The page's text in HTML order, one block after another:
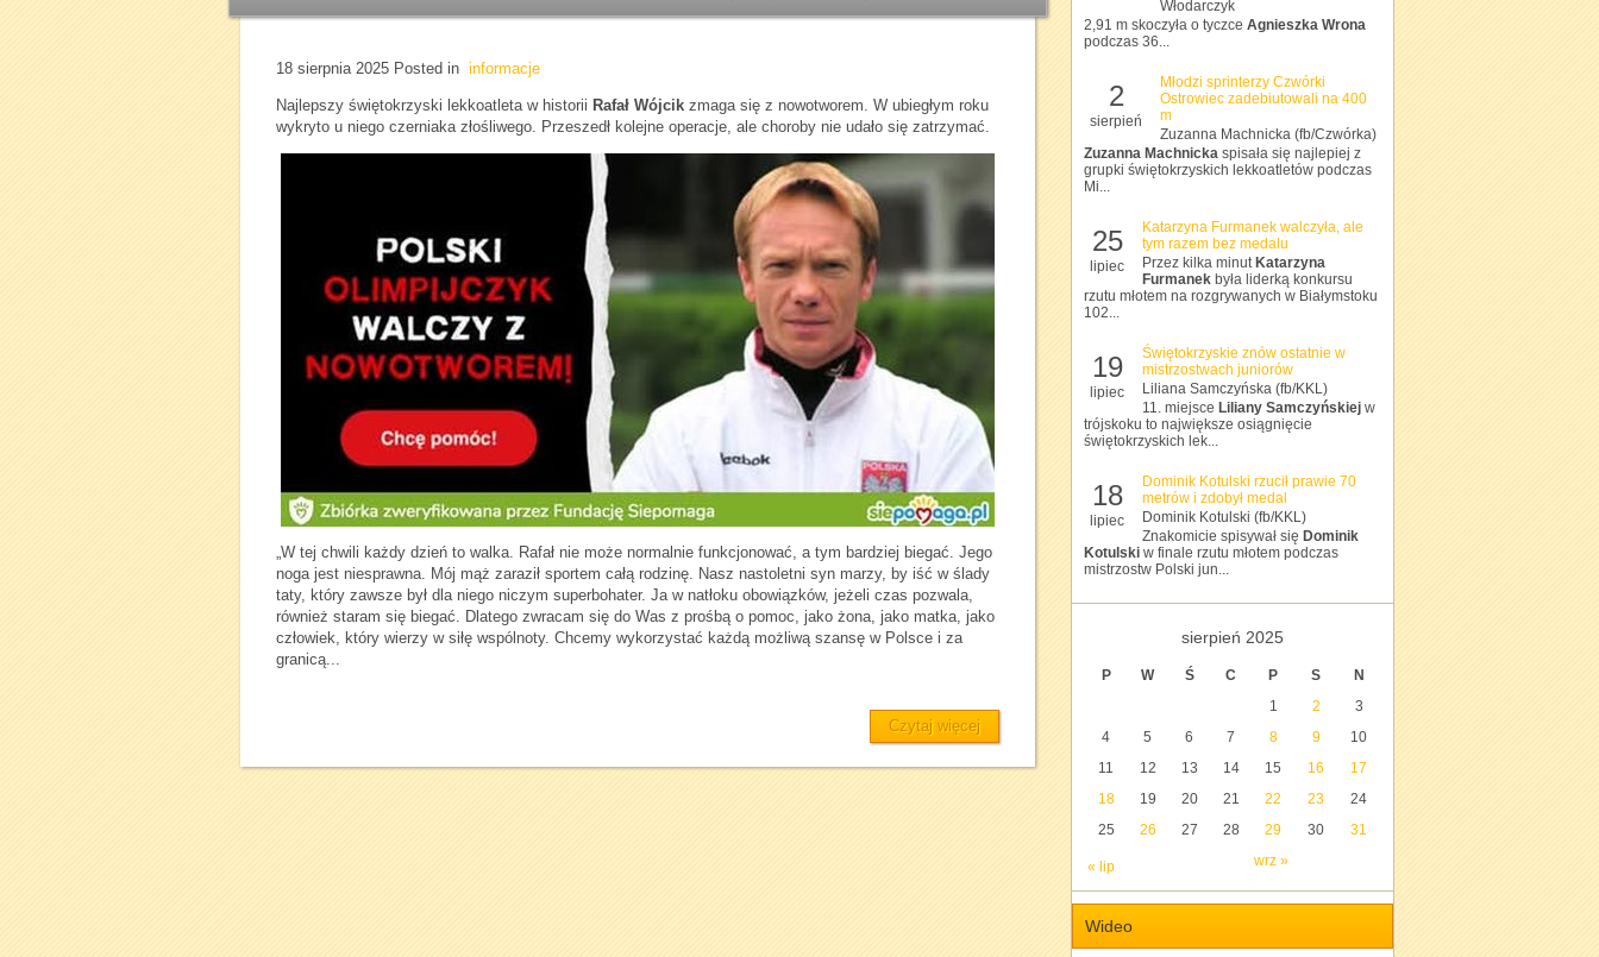
Włodarczyk
2,91 m skoczyła o tyczce Agnieszka Wrona
podczas 36...
2
sierpień
Młodzi sprinterzy Czwórki
Ostrowiec zadebiutowali na 400
m
Zuzanna Machnicka (fb/Czwórka)
Zuzanna Machnicka spisała się najlepiej z
grupki świętokrzyskich lekkoatletów podczas
Mi...
25
lipiec
Katarzyna Furmanek walczyła, ale
tym razem bez medalu
Przez kilka minut Katarzyna
Furmanek była liderką konkursu
rzutu młotem na rozgrywanych w Białymstoku
102...
19
lipiec
Świętokrzyskie znów ostatnie w
mistrzostwach juniorów
Liliana Samczyńska (fb/KKL)
11. miejsce Liliany Samczyńskiej w
trójskoku to największe osiągnięcie
świętokrzyskich lek...
18
lipiec
Dominik Kotulski rzucił prawie 70
metrów i zdobył medal
Dominik Kotulski (fb/KKL)
Znakomicie spisywał się Dominik
Kotulski w finale rzutu młotem podczas
mistrzostw Polski jun...
sierpień 2025
P W Ś C P S N
« lip wrz »
1 2
3
4
5 6 7 8 9
10
11
12 13 14 15 16
17
18
19 20 21 22 23
24
25
26 27 28 29 30 31
Wideo
18 sierpnia 2025 Posted in informacje
Najlepszy świętokrzyski lekkoatleta w historii Rafał Wójcik zmaga się z nowotworem. W ubiegłym roku
wykryto u niego czerniaka złośliwego. Przeszedł kolejne operacje, ale choroby nie udało się zatrzymać.
„W tej chwili każdy dzień to walka. Rafał nie może normalnie funkcjonować, a tym bardziej biegać. Jego
noga jest niesprawna. Mój mąż zaraził sportem całą rodzinę. Nasz nastoletni syn marzy, by iść w ślady
taty, który zawsze był dla niego niczym superbohater. Ja w natłoku obowiązków, jeżeli czas pozwala,
również staram się biegać. Dlatego zwracam się do Was z prośbą o pomoc, jako żona, jako matka, jako
człowiek, który wierzy w siłę wspólnoty. Chcemy wykorzystać każdą możliwą szansę w Polsce i za
granicą...
Czytaj więcej